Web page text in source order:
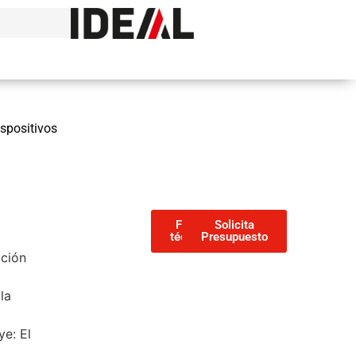
El
Ficha
técnica
Solicita
Presupuesto